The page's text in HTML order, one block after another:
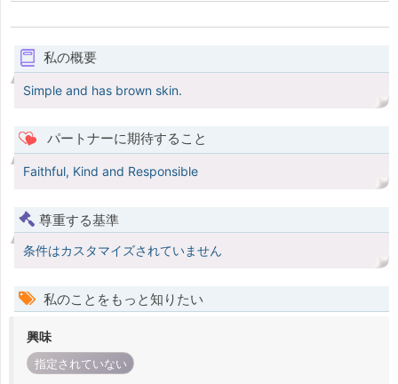
私の概要
Simple and has brown skin.
パートナーに期待すること
Faithful, Kind and Responsible
尊重する基準
条件はカスタマイズされていません
私のことをもっと知りたい
興味
指定されていない